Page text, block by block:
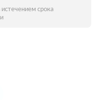
срока